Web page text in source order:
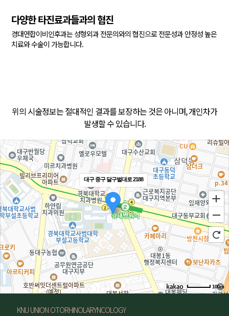
다양한 타진료과들과의 협진
경대연합이비인후과는 성형외과 전문의와의 협진으로전문성과 안정성 높은
치료와 수술이 가능합니다.
위의 시술정보는 절대적인 결과를 보장하는 것은 아니며, 개인차가
발생할 수 있습니다.
대구 중구 달구벌대로 2188
100m
KNU UNION OTORHINOLARYNCOLOGY